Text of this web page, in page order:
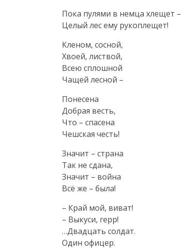
Пока пулями в немца хлещет –
Целый лес ему рукоплещет!
Кленом, сосной,
Хвоей, листвой,
Всею сплошной
Чащей лесной –
Понесена
Добрая весть,
Что – спасена
Чешская честь!
Значит – страна
Так не сдана,
Значит – война
Всё же – была!
– Край мой, виват!
– Выкуси, герр!
…Двадцать солдат.
Один офицер.